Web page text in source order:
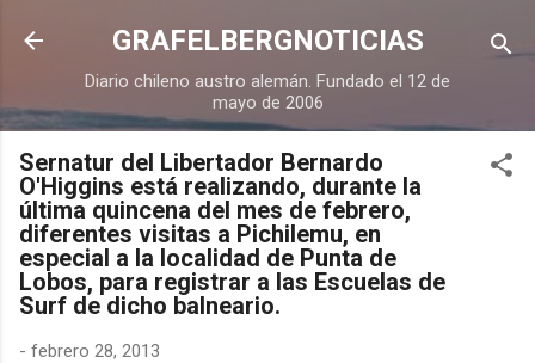
Ir al contenido principal
GRAFELBERGNOTICIAS
Diario chileno austro alemán. Fundado el 12 de
mayo de 2006
Sernatur del Libertador Bernardo
O'Higgins está realizando, durante la
última quincena del mes de febrero,
diferentes visitas a Pichilemu, en
especial a la localidad de Punta de
Lobos, para registrar a las Escuelas de
Surf de dicho balneario.
- febrero 28, 2013